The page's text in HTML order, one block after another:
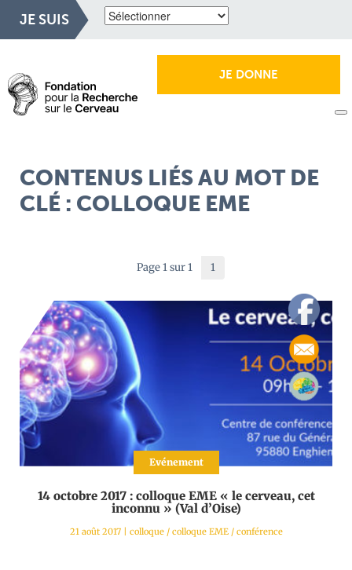
JE SUIS
JE DONNE
CONTENUS LIÉS AU MOT DE
CLÉ : COLLOQUE EME
Page 1 sur 1 1
Evénement
14 octobre 2017 : colloque EME « le cerveau, cet
inconnu » (Val d’Oise)
21 août 2017| colloque/ colloque EME/ conférence